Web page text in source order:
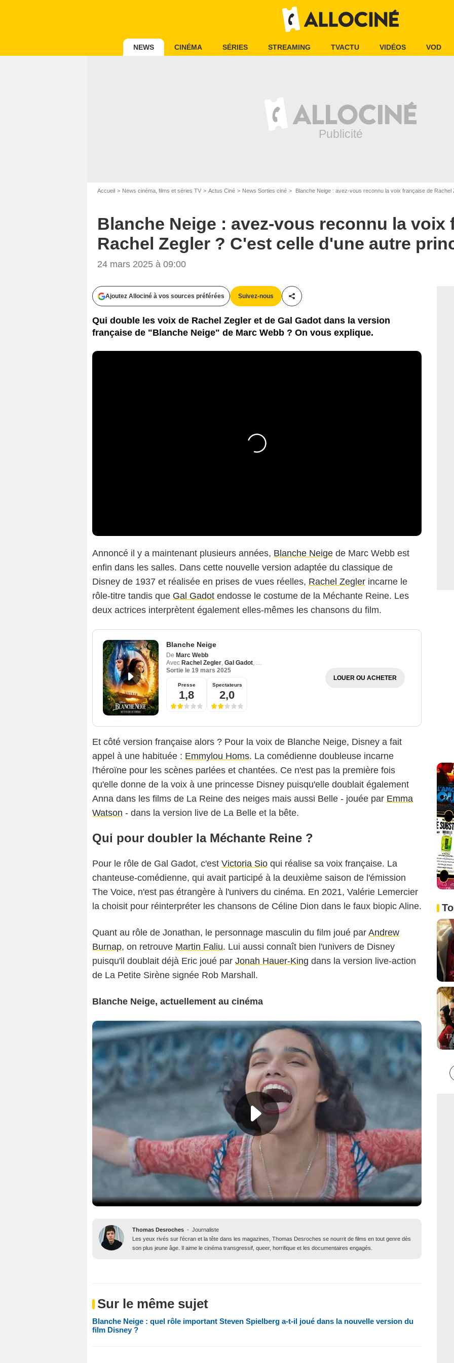
NEWS CINÉMA SÉRIES STREAMING TVACTU VIDÉOS VOD
Accueil News cinéma, films et séries TV Actus Ciné News Sorties ciné Blanche Neige : avez-vous reconnu la voix française de
Blanche Neige : avez-vous reconnu la voix
Rachel Zegler ? C'est celle d'une autre
24 mars 2025 à 09:00
Ajoutez Allociné à vos sources préférées Suivez-nous
Partager cet article
Qui double les voix de Rachel Zegler et de Gal Gadot dans la version
française de "Blanche Neige" de Marc Webb ? On vous explique.
Annoncé il y a maintenant plusieurs années, Blanche Neige de Marc Webb est
enfin dans les salles. Dans cette nouvelle version adaptée du classique de
Disney de 1937 et réalisée en prises de vues réelles, Rachel Zegler incarne le
rôle-titre tandis que Gal Gadot endosse le costume de la Méchante Reine. Les
deux actrices interprètent également elles-mêmes les chansons du film.
Blanche Neige
De Marc Webb
Avec Rachel Zegler, Gal Gadot, Andrew Burnap
Sortie le 19 mars 2025
Presse
1,8
Spectateurs
2,0
LOUER OU ACHETER
Et côté version française alors ? Pour la voix de Blanche Neige, Disney a fait
appel à une habituée : Emmylou Homs. La comédienne doubleuse incarne
l'héroïne pour les scènes parlées et chantées. Ce n'est pas la première fois
qu'elle donne de la voix à une princesse Disney puisqu'elle doublait également
Anna dans les films de La Reine des neiges mais aussi Belle - jouée par Emma
Watson - dans la version live de La Belle et la bête.
Qui pour doubler la Méchante Reine ?
Pour le rôle de Gal Gadot, c'est Victoria Sio qui réalise sa voix française. La
chanteuse-comédienne, qui avait participé à la deuxième saison de l'émission
The Voice, n'est pas étrangère à l'univers du cinéma. En 2021, Valérie Lemercier
la choisit pour réinterpréter les chansons de Céline Dion dans le faux biopic Aline.
Quant au rôle de Jonathan, le personnage masculin du film joué par Andrew
Burnap, on retrouve Martin Faliu. Lui aussi connaît bien l'univers de Disney
puisqu'il doublait déjà Eric joué par Jonah Hauer-King dans la version live-action
de La Petite Sirène signée Rob Marshall.
Blanche Neige, actuellement au cinéma
Thomas Desroches - Journaliste
Les yeux rivés sur l’écran et la tête dans les magazines, Thomas Desroches se nourrit de films en tout genre dès
son plus jeune âge. Il aime le cinéma transgressif, queer, horrifique et les documentaires engagés.
Sur le même sujet
Blanche Neige : quel rôle important Steven Spielberg a-t-il joué dans la nouvelle version du
film Disney ?